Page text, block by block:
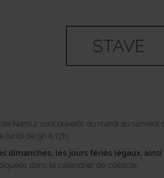
ASSESSE
BEAURAING
CINEY
COUVIN
STAVE
Namur sont ouverts du mardi au samedi
lundi de 9h à 17h.
dimanches, les jours fériés légaux,
dans le calendrier de collecte.